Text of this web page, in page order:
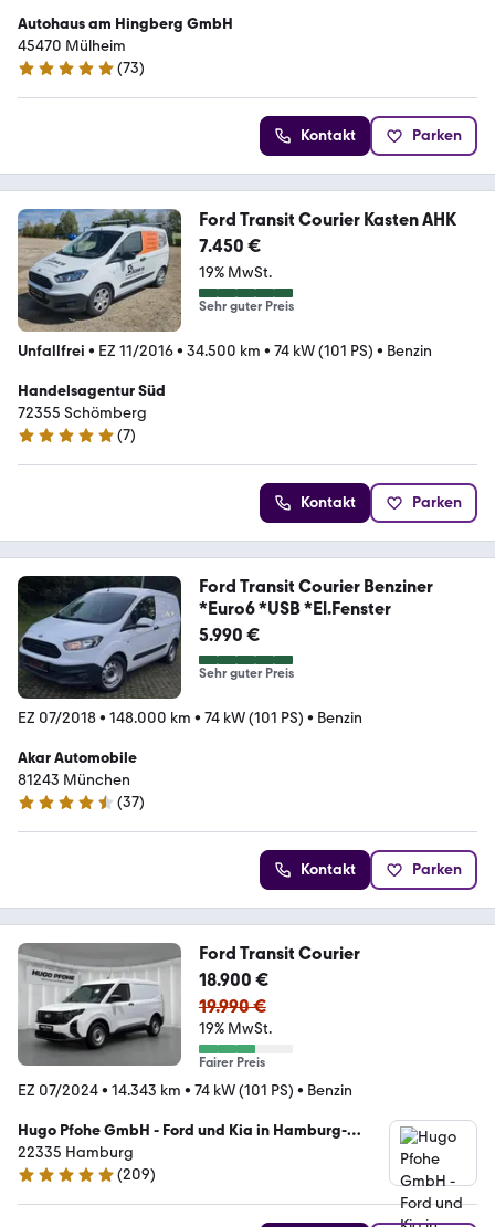
Autohaus am Hingberg GmbH
45470 Mülheim
5 Sterne
(73)
Kontakt Parken
Ford Transit Courier Kasten AHK
7.450 €
19% MwSt.
Sehr guter Preis
Unfallfrei • EZ 11/2016• 34.500 km • 74 kW (101 PS) • Benzin
Handelsagentur Süd
72355 Schömberg
4.8 Sterne
(7)
Kontakt Parken
Ford Transit Courier Benziner
*Euro6 *USB *El.Fenster
5.990 €
Sehr guter Preis
EZ 07/2018• 148.000 km • 74 kW (101 PS) • Benzin
Akar Automobile
81243 München
4.6 Sterne
(37)
Kontakt Parken
Ford Transit Courier
18.900 €
19.990 €
19% MwSt.
Fairer Preis
EZ 07/2024• 14.343 km • 74 kW (101 PS) • Benzin
Hugo Pfohe GmbH - Ford und Kia in Hamburg-
Fuhlsbüttel
22335 Hamburg
4.8 Sterne
(209)